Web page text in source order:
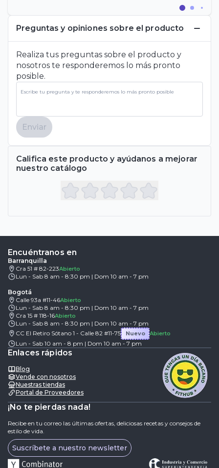
Preguntas y opiniones sobre el producto
Realiza tus preguntas sobre el producto y
nosotros te responderemos lo más pronto
posible.
Enviar
Califica este producto y ayúdanos a mejorar
nuestro catálogo
Encuéntranos en
Barranquilla
Cra 51 # 82-223Abierto
Lun - Sab 8 am - 8:30 pm | Dom 10 am - 7 pm
Bogotá
Calle 93a #11-46Abierto
Lun - Sab 8 am - 8:30 pm | Dom 10 am - 7 pm
Cra 15 # 118-16Abierto
Lun - Sab 8 am - 8:30 pm | Dom 10 am - 7 pm
CC El Retiro Sótano 1 - Calle 82 #11-75
Nuevo Abierto
Lun - Sab 10 am - 8 pm | Dom 10 am - 7 pm
Enlaces rápidos
Blog
Vende con nosotros
Nuestras tiendas
Portal de Proveedores
¡No te pierdas nada!
Recibe en tu correo las últimas ofertas, deliciosas recetas y consejos de
estilo de vida.
Suscríbete a nuestro newsletter